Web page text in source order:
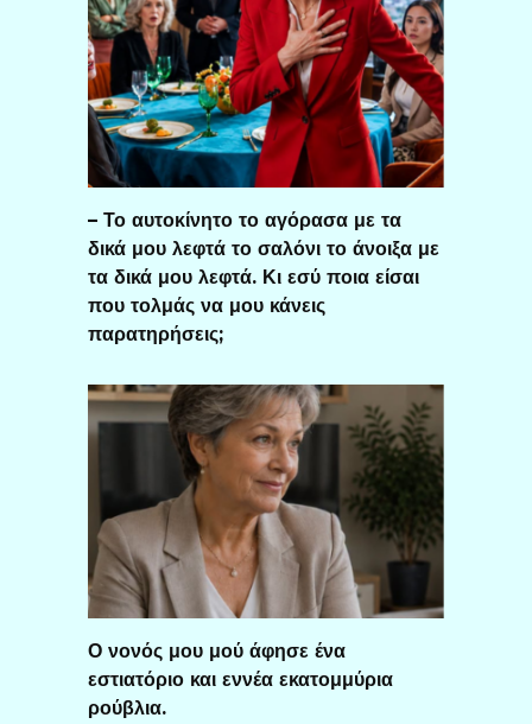
– Το αυτοκίνητο το αγόρασα με τα
δικά μου λεφτά το σαλόνι το άνοιξα με
τα δικά μου λεφτά. Κι εσύ ποια είσαι
που τολμάς να μου κάνεις
παρατηρήσεις;
Ο νονός μου μού άφησε ένα
εστιατόριο και εννέα εκατομμύρια
ρούβλια.